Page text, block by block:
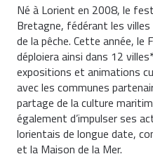
Né à Lorient en 2008, le
Bretagne, fédérant les
de la pêche. Cette année, le
déploiera ainsi dans 12
expositions et animations
avec les communes
partage de la culture
également d’impulser ses
lorientais de longue date,
et la Maison de la Mer.